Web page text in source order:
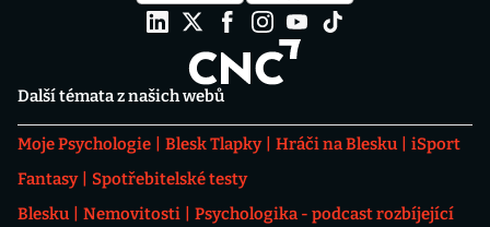
Další témata z našich webů
Moje Psychologie Blesk Tlapky Hráči na Blesku
iSport
Fantasy
Spotřebitelské testy
Blesku
Nemovitosti
Psychologika - podcast rozbíjející